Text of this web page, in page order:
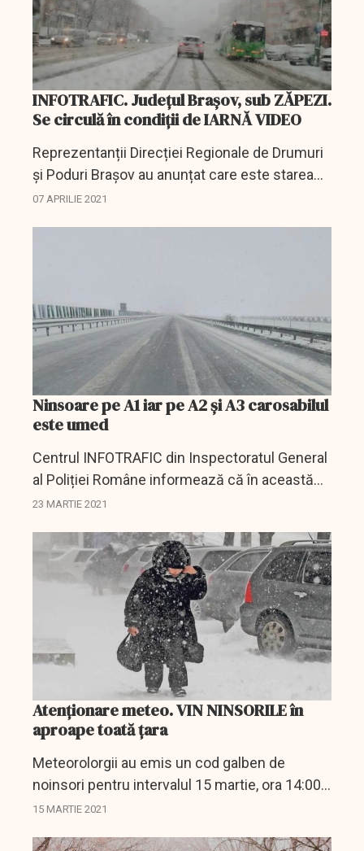
INFOTRAFIC. Județul Brașov, sub ZĂPEZI.
Se circulă în condiții de IARNĂ VIDEO
Reprezentanții Direcției Regionale de Drumuri
și Poduri Brașov au anunțat care este starea
părții carosabile în județele Brașov, Sibiu,
07 APRILIE 2021
Ninsoare pe A1 iar pe A2 și A3 carosabilul
este umed
Centrul INFOTRAFIC din Inspectoratul General
al Poliției Române informează că în această
dimineață traficul rutier se desfășoară
Vâlcea-Sibiu, la...
23 MARTIE 2021
Atenționare meteo. VIN NINSORILE în
aproape toată țara
Meteorolorgii au emis un cod galben de
noinsori pentru intervalul 15 martie, ora 14:00 -
17 martie, ora 20:00.
15 MARTIE 2021